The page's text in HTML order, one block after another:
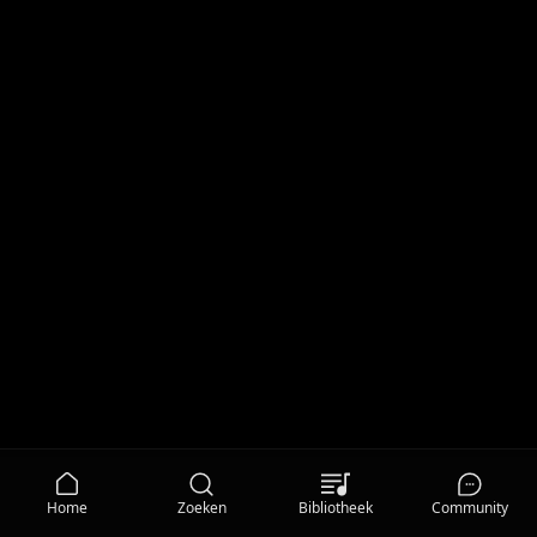
Home Zoeken Bibliotheek Community